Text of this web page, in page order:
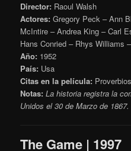
Director: Raoul Walsh
Actores: Gregory Peck – Ann
McIntire – Andrea King – Carl
Hans Conried – Rhys Williams
Año: 1952
País: Usa
Citas en la película:
Notas:La historia registra la
Unidos el 30 de Marzo de 1867.
The Game | 1997